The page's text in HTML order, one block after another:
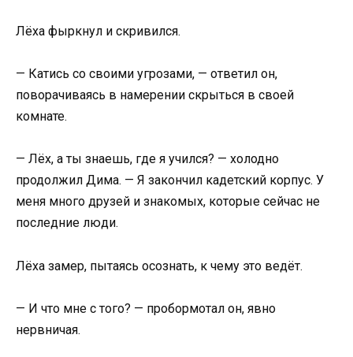
Лёха фыркнул и скривился.
— Катись со своими угрозами, — ответил он,
поворачиваясь в намерении скрыться в своей
комнате.
— Лёх, а ты знаешь, где я учился? — холодно
продолжил Дима. — Я закончил кадетский корпус. У
меня много друзей и знакомых, которые сейчас не
последние люди.
Лёха замер, пытаясь осознать, к чему это ведёт.
— И что мне с того? — пробормотал он, явно
нервничая.